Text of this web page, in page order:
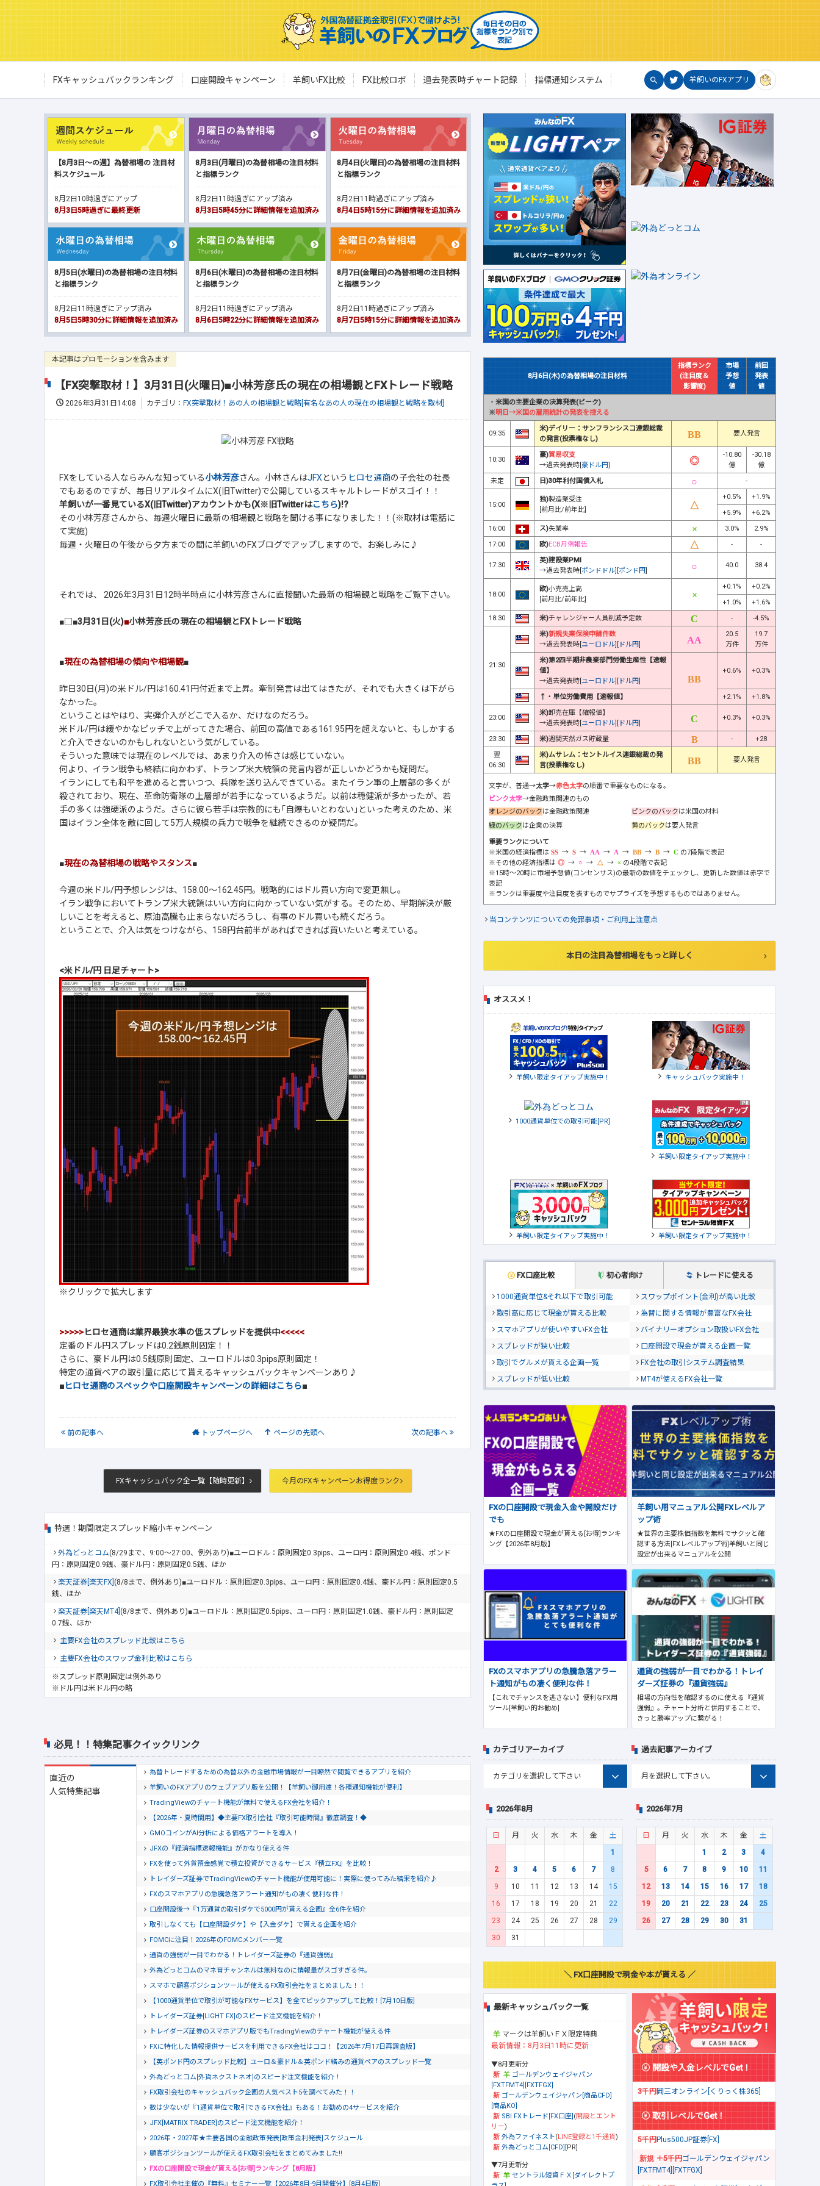
FXキャッシュバックランキング 口座開設キャンペーン 羊飼いFX比較 FX比較ロボ 過去発表時チャート記録 指標通知システム 羊飼いのFXアプリ
【8月3日～の週】為替相場の 注目材
料スケジュール
8月2日10時過ぎにアップ
8月3日5時過ぎに最終更新
8月3日(月曜日)の為替相場の注目材料
と指標ランク
8月2日11時過ぎにアップ済み
8月3日5時45分に詳細情報を追加済み
8月4日(火曜日)の為替相場の注目材料
と指標ランク
8月2日11時過ぎにアップ済み
8月4日5時15分に詳細情報を追加済み
8月5日(水曜日)の為替相場の注目材料
と指標ランク
8月2日11時過ぎにアップ済み
8月5日5時30分に詳細情報を追加済み
8月6日(木曜日)の為替相場の注目材料
と指標ランク
8月2日11時過ぎにアップ済み
8月6日5時22分に詳細情報を追加済み
8月7日(金曜日)の為替相場の注目材料
と指標ランク
8月2日11時過ぎにアップ済み
8月7日5時15分に詳細情報を追加済み
本記事はプロモーションを含みます
【FX突撃取材！】3月31日(火曜日)■小林芳彦氏の現在の相場観とFXトレード戦略
2026年3月31日14:08 カテゴリ： FX突撃取材！あの人の相場観と戦略[有名なあの人の現在の相場観と戦略を取材]
FXをしている人ならみんな知っている小林芳彦さん。小林さんはJFXという ヒロセ通商の子会社の社長
でもあるのですが、毎日リアルタイムにX(旧Twitter)で公開しているスキャルトレードがスゴイ！！
羊飼いが一番見ているX(旧Twitter)アカウントかも(X※旧Twitterはこちら)!?
その小林芳彦さんから、毎週火曜日に最新の相場観と戦略を聞ける事になりました！！(※取材は電話に
て実施)
毎週・火曜日の午後から夕方までの間に羊飼いのFXブログでアップしますので、お楽しみに♪
それでは、 2026年3月31日12時半時点に小林芳彦さんに直接聞いた最新の相場観と戦略をご覧下さい。
■□■3月31日(火)■小林芳彦氏の現在の相場観とFXトレード戦略
■現在の為替相場の傾向や相場観■
昨日30日(月)の米ドル/円は160.41円付近まで上昇。牽制発言は出てはきたが、それでも大きくは下がら
なかった。
ということはやはり、実弾介入がどこで入るか、だけなのだろう。
米ドル/円は緩やかなピッチで上がってきた場合、前回の高値である161.95円を超えないと、もしかする
と介入できないのかもしれないという気がしている。
そういった意味では現在のレベルでは、あまり介入の怖さは感じていない。
何より、イラン戦争も終結に向かわず、トランプ米大統領の発言内容が正しいかどうかも疑問だ。
イランにしても和平を進めると言いつつ、兵隊を送り込んできている。またイラン軍の上層部の多くが
殺されており、現在、革命防衛隊の上層部が若手になっているようだ。以前は穏健派が多かったが、若
手の多くは強硬派のようだ。さらに彼ら若手は宗教的にも｢自爆もいとわない｣といった考えのため、米
国はイラン全体を敵に回して5万人規模の兵力で戦争を継続できるのか疑問だ。
■現在の為替相場の戦略やスタンス■
今週の米ドル/円予想レンジは、158.00～162.45円。戦略的にはドル買い方向で変更無し。
イラン戦争においてトランプ米大統領はいい方向に向かっていない気がする。そのため、早期解決が厳
しいことを考えると、原油高騰も止まらないだろうし、有事のドル買いも続くだろう。
ということで、介入は気をつけながら、158円台前半があればできれば買いたいと考えている。
<米ドル/円 日足チャート>
※クリックで拡大します
>>>>>ヒロセ通商は業界最狭水準の低スプレッドを提供中<<<<<
定番のドル円スプレッドは0.2銭原則固定！！
さらに、豪ドル円は0.5銭原則固定、ユーロドルは0.3pips原則固定！
特定の通貨ペアの取引量に応じて貰えるキャッシュバックキャンペーンあり♪
■ヒロセ通商のスペックや口座開設キャンペーンの詳細はこちら■
前の記事へ トップページへ ページの先頭へ 次の記事へ
FXキャッシュバック全一覧【随時更新】 今月のFXキャンペーンお得度ランク
特選！期間限定スプレッド縮小キャンペーン
外為どっとコム(8/29まで、9:00～27:00、例外あり)■ユーロドル：原則固定0.3pips、ユーロ円：原則固定0.4銭、ポンド
円：原則固定0.9銭、豪ドル円：原則固定0.5銭、ほか
楽天証券[楽天FX] (8/8まで、例外あり)■ユーロドル：原則固定0.3pips、ユーロ円：原則固定0.4銭、豪ドル円：原則固定0.5
銭、ほか
楽天証券[楽天MT4] (8/8まで、例外あり)■ユーロドル：原則固定0.5pips、ユーロ円：原則固定1.0銭、豪ドル円：原則固定
0.7銭、ほか
主要FX会社のスプレッド比較はこちら
主要FX会社のスワップ金利比較はこちら
※スプレッド原則固定は例外あり
※ドル円は米ドル円の略
必見！！特集記事クイックリンク
直近の
人気特集記事
為替トレードするための為替以外の金融市場情報が一目瞭然で閲覧できるアプリを紹介
羊飼いのFXアプリのウェブアプリ版を公開！【羊飼い御用達！各種通知機能が便利】
TradingViewのチャート機能が無料で使えるFX会社を紹介！
【2026年・夏時間用】◆主要FX取引会社『取引可能時間』徹底調査！◆
GMOコインがAI分析による価格アラートを導入！
JFXの『経済指標速報機能』がかなり使える件
FXを使って外貨預金感覚で積立投資ができるサービス『積立FX』を比較！
トレイダーズ証券でTradingViewのチャート機能が使用可能に！実際に使ってみた結果を紹介♪
FXのスマホアプリの急騰急落アラート通知がもの凄く便利な件！
口座開設後→『1万通貨の取引ダケで5000円が貰える企画』全6件を紹介
取引しなくても【口座開設ダケ】や【入金ダケ】で貰える企画を紹介
FOMCに注目！2026年のFOMCメンバー一覧
通貨の強弱が一目でわかる！トレイダーズ証券の『通貨強弱』
外為どっとコムのマネ育チャンネルは無料なのに情報量がスゴすぎる件。
スマホで顧客ポジションツールが使えるFX取引会社をまとめました！！
【1000通貨単位で取引が可能なFXサービス】を全てピックアップして比較！[7月10日版]
トレイダーズ証券[LIGHT FX]のスピード注文機能を紹介！
トレイダーズ証券のスマホアプリ版でもTradingViewのチャート機能が使える件
FXに特化した情報提供サービスを利用できるFX会社はココ！【2026年7月17日再調査版】
【英ポンド円のスプレッド比較】ユーロ＆豪ドル＆英ポンド絡みの通貨ペアのスプレッド一覧
外為どっとコム[外貨ネクストネオ]のスピード注文機能を紹介！
FX取引会社のキャッシュバック企画の人気ベスト5を調べてみた！！
数は少ないが『1通貨単位で取引できるFX会社』もある！お勧めの4サービスを紹介
JFX[MATRIX TRADER]のスピード注文機能を紹介！
2026年・2027年★主要各国の金融政策発表[政策金利発表]スケジュール
顧客ポジションツールが使えるFX取引会社をまとめてみました!!
FXの口座開設で現金が貰える[お得]ランキング【8月版】
FX取引会社主催の『無料』セミナー一覧【2026年8月-9月開催分】[8月4日版]
8月6日(木)の為替相場の注目材料
指標ランク
(注目度＆
影響度)
市場
予想
値
前回
発表
値
・ 米国の主要企業の決算発表(ピーク)
※明日→米国の雇用統計の発表を控える
09:35
米)デイリー：サンフランシスコ連銀総裁
の発言(投票権なし)
要人発言
10:30
豪)貿易収支
→過去発表時[豪ドル円]
-10.80
億
-30.18
億
未定
日)30年利付国債入札 -
15:00
独)製造業受注
[前月比/前年比]
+0.5%
+1.9%
+5.9%
+6.2%
16:00
ス)失業率 3.0%
2.9%
17:00
欧)ECB月例報告 - -
17:30
英)建設業PMI
→過去発表時[ポンドドル][ポンド円]
40.0 38.4
18:00
欧)小売売上高
[前月比/前年比]
+0.1%
+0.2%
+1.0%
+1.6%
18:30
米)チャレンジャー人員削減予定数 - -4.5%
21:30
米)新規失業保険申請件数
→過去発表時[ユーロドル][ ドル円]
20.5
万件
19.7
万件
米)第2四半期非農業部門労働生産性【速報
値】
→過去発表時[ユーロドル][ ドル円]
+0.6% +0.3%
↑・単位労働費用【速報値】 +2.1% +1.8%
23:00
米)卸売在庫【確報値】
→過去発表時[ユーロドル][ ドル円]
+0.3% +0.3%
23:30 米)週間天然ガス貯蔵量 -
+28
翌
06:30
米)ムサレム：セントルイス連銀総裁の発
言(投票権なし)
要人発言
文字が、普通→太字→赤色太字の順番で重要なものになる。
ピンク太字→金融政策関連のもの
オレンジのバックは金融政策関連 ピンクのバックは米国の材料
緑のバックは企業の決算 黄のバックは要人発言
重要ランクについて
※米国の経済指標は
→ → → → → →
の7段階で表記
※その他の経済指標は
→ → →
の4段階で表記
※15時～20時に市場予想値(コンセンサス)の最新の数値をチェックし、更新した数値は赤字で
表記
※ランクは重要度や注目度を表すものでサプライズを予想するものではありません。
当コンテンツについての免罪事項・ご利用上注意点
本日の注目為替相場をもっと詳しく
オススメ！
羊飼い限定タイアップ実施中！ キャッシュバック実施中！
1000通貨単位での取引可能[PR]
羊飼い限定タイアップ実施中！
羊飼い限定タイアップ実施中！ 羊飼い限定タイアップ実施中！
FX口座比較 初心者向け トレードに使える
1000通貨単位&それ以下で取引可能
スワップポイント(金利)が高い比較
取引高に応じて現金が貰える比較
為替に関する情報が豊富なFX会社
スマホアプリが使いやすいFX会社
バイナリーオプション取扱いFX会社
スプレッドが狭い比較
口座開設で現金が貰える企画一覧
取引でグルメが貰える企画一覧
FX会社の取引システム調査結果
スプレッドが低い比較
MT4が使えるFX会社一覧
FXの口座開設で現金入金や開設だけ
でも
★FXの口座開設で現金が貰える[お得]ランキ
ング【2026年8月版】
羊飼い用マニュアル公開FXレベルア
ップ術
★世界の主要株価指数を無料でサクッと確
認する方法[FXレベルアップ術]羊飼いと同じ
設定が出来るマニュアルを公開
FXのスマホアプリの急騰急落アラー
ト通知がもの凄く便利な件！
【これでチャンスを逃さない】便利なFX用
ツール[羊飼い的お勧め]
通貨の強弱が一目でわかる！トレイ
ダーズ証券の『通貨強弱』
相場の方向性を確認するのに使える『通貨
強弱』。チャート分析と併用することで、
きっと勝率アップに繋がる！
カテゴリアーカイブ 過去記事アーカイブ
2026年8月
日 月 火 水 木 金
土
1
2
3 4 5 6 7
8
9
10 11 12 13 14
15
16
17 18 19 20 21
22
23
24 25 26 27 28
29
30
31
2026年7月
日 月 火 水 木 金
土
1
2 3
4
5
6 7 8 9 10
11
12
13 14 15 16 17
18
19
20 21 22 23 24
25
26
27 28 29 30 31
＼ FX口座開設で現金や本が貰える ／
最新キャッシュバック一覧
マークは羊飼いＦＸ限定特典
最新情報：8月3日11時に更新
▼8月更新分
ゴールデンウェイジャパン
[FXTFMT4][FXTFGX]
ゴールデンウェイジャパン[商品CFD]
[商品KO]
SBI FXトレード[FX口座] (開設とエント
リー)
外為ファイネスト(LINE登録と1千通貨)
外為どっとコム[CFD] [PR]
▼7月更新分
セントラル短資ＦＸ[ダイレクトプ
開設や入金レベルでGet！
3千円岡三オンライン[くりっく株365]
取引レベルでGet！
5千円Plus500JP証券[FX]
＋5千円ゴールデンウェイジャパン
[FXTFMT4][FXTFGX]